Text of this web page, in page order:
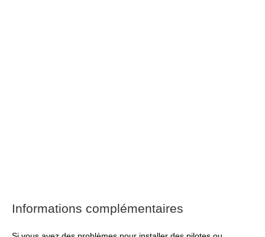
Informations complémentaires